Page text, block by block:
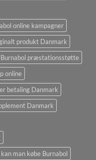
online kampagner
produkt Danmark
Burnabol præstationsstøtte
online
betaling Danmark
Danmark
man købe Burnabol